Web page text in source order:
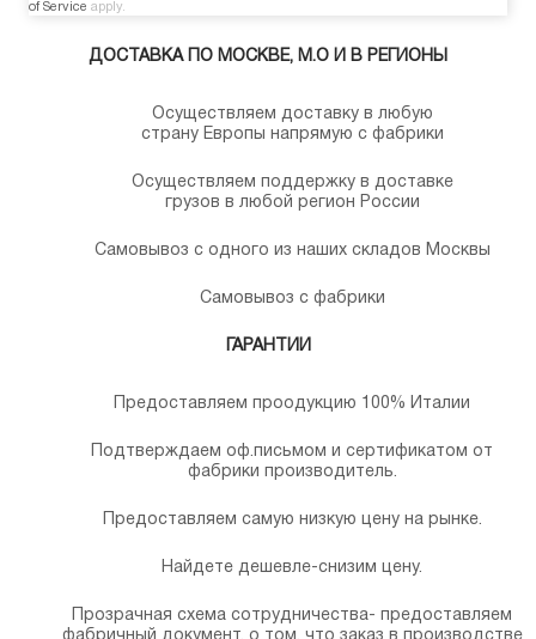
of Service apply.
ДОСТАВКА ПО МОСКВЕ, М.О И В РЕГИОНЫ
Осуществляем доставку в любую
страну Европы напрямую с фабрики
Осуществляем поддержку в доставке
грузов в любой регион России
Самовывоз с одного из наших складов Москвы
Самовывоз с фабрики
ГАРАНТИИ
Предоставляем проодукцию 100% Италии
Подтверждаем оф.письмом и сертификатом от
фабрики производитель.
Предоставляем самую низкую цену на рынке.
Найдете дешевле-снизим цену.
Прозрачная схема сотрудничества- предоставляем